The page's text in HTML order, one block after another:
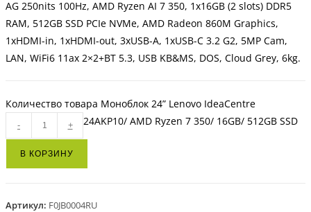
AG 250nits 100Hz, AMD Ryzen AI 7 350, 1x16GB (2 slots) DDR5
RAM, 512GB SSD PCIe NVMe, AMD Radeon 860M Graphics,
1xHDMI-in, 1xHDMI-out, 3xUSB-A, 1xUSB-C 3.2 G2, 5MP Cam,
LAN, WiFi6 11ax 2×2+BT 5.3, USB KB&MS, DOS, Cloud Grey, 6kg.
Количество товара Моноблок 24” Lenovo IdeaCentre
24AKP10/ AMD Ryzen 7 350/ 16GB/ 512GB SSD
- +
В КОРЗИНУ
Артикул: F0JB0004RU